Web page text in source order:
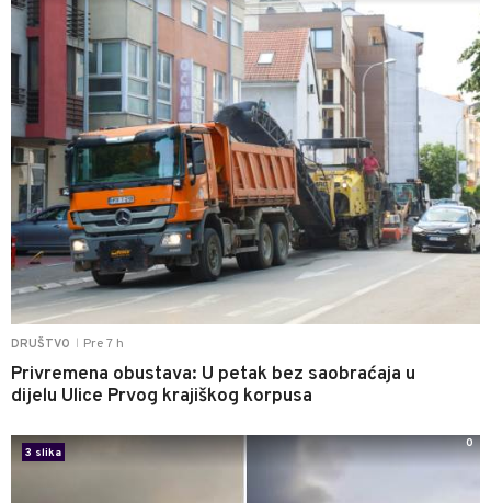
DRUŠTVO Pre 7 h
Privremena obustava: U petak bez saobraćaja u
dijelu Ulice Prvog krajiškog korpusa
3 slika
0